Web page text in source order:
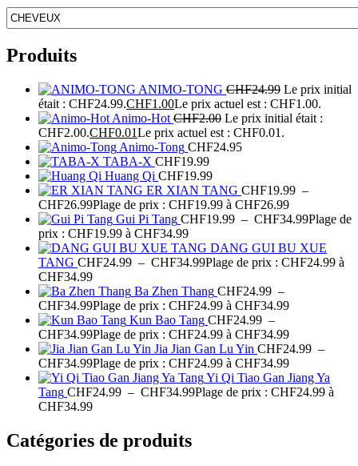
Produits
ANIMO-TONG CHF24.99 Le prix initial
était : CHF24.99.CHF1.00Le prix actuel est : CHF1.00.
Animo-Hot CHF2.00 Le prix initial était :
CHF2.00.CHF0.01Le prix actuel est : CHF0.01.
Animo-Tong CHF24.95
TABA-X CHF19.99
Huang Qi CHF19.99
ER XIAN TANG CHF19.99 –
CHF26.99Plage de prix : CHF19.99 à CHF26.99
Gui Pi Tang CHF19.99 – CHF34.99Plage de
prix : CHF19.99 à CHF34.99
DANG GUI BU XUE
TANG CHF24.99 – CHF34.99Plage de prix : CHF24.99 à
CHF34.99
Ba Zhen Thang CHF24.99 –
CHF34.99Plage de prix : CHF24.99 à CHF34.99
Kun Bao Tang CHF24.99 –
CHF34.99Plage de prix : CHF24.99 à CHF34.99
Jia Jian Gan Lu Yin CHF24.99 –
CHF34.99Plage de prix : CHF24.99 à CHF34.99
Yi Qi Tiao Gan Jiang Ya
Tang CHF24.99 – CHF34.99Plage de prix : CHF24.99 à
CHF34.99
Catégories de produits